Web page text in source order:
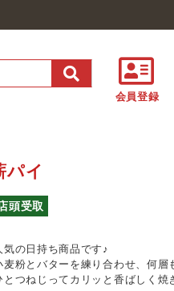
会員登録
パイ
頭受取
気の日持ち商品です♪
麦粉とバターを練り合わせ、何層
とつねじってカリッと香ばしく焼